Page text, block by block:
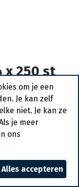
x 250 st
om je een
Je kan zelf
niet. Je kan ze
je meer
ons
Alles accepteren